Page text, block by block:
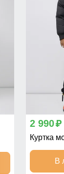
2 990p
Куртка
В